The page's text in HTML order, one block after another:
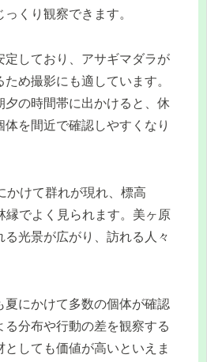
くり観察できます。
定しており、アサギマダラが
め撮影にも適しています。
夕の時間帯に出かけると、休
を間近で確認しやすくなり
かけて群れが現れ、標高
縁でよく見られます。美ヶ原
光景が広がり、訪れる人々
夏にかけて多数の個体が確認
る分布や行動の差を観察する
としても価値が高いといえま